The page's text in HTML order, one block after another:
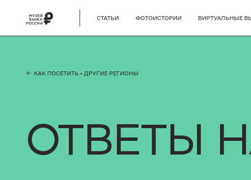
СТАТЬИ ФОТОИСТОРИИ ВИРТУАЛЬНЫЕ
← КАК ПОСЕТИТЬ • ДРУГИЕ РЕГИОНЫ
ОТВЕТЫ